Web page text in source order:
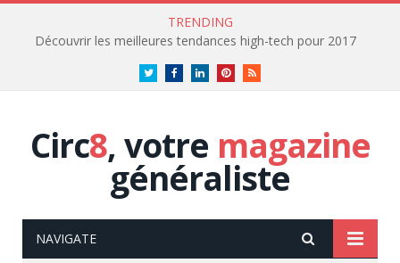
TRENDING
Découvrir les meilleures tendances high-tech pour 2017
TwitterFacebookLinkedInPinterestRSS
Circ8, votre magazine
généraliste
NAVIGATE